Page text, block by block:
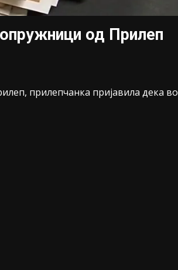
од Прилеп
прилепчанка пријавила дека во